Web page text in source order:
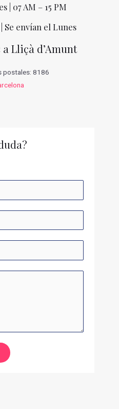
| 07 AM – 15 PM
Se envían el Lunes
Lliçà d’Amunt
postales: 8186